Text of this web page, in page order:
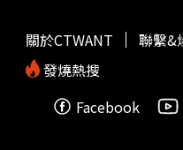
關於CTWANT 聯繫&
發燒熱搜
Facebook